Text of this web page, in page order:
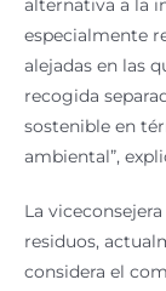
alternativa a la
especialmente
alejadas en las
recogida
sostenible en
ambiental”,
La
residuos,
considera el